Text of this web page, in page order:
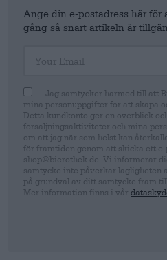
Ange din e-postadress här för
gång så snart artikeln är
Jag samtycker härmed till att
mina personuppgifter för att skapa
Detta kundkonto ger en överblick
försäljningsaktiviteter och mina
om att jag när som helst kan
för framtiden genom att skicka ett
shop@bierothek.de. Vi informerar
samtycke inte påverkar lagligheten
på grundval av ditt samtycke fram
Mer information finns i vår